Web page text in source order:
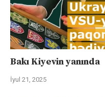
Bakı Kiyevin yanında
İyul 21, 2025